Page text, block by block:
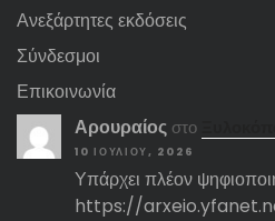
Ανεξάρτητες εκδόσεις
Σύνδεσμοι
Επικοινωνία
Αρουραίος στο
10 ΙΟΥΛΊΟΥ, 2026
Υπάρχει πλέον
https://